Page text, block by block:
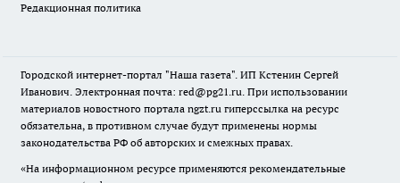
Редакционная политика
Городской интернет-портал "Наша газета". ИП Кстенин Сергей
Иванович. Электронная почта: red@pg21.ru. При использовании
материалов новостного портала ngzt.ru гиперссылка на ресурс
обязательна, в противном случае будут применены нормы
законодательства РФ об авторских и смежных правах.
«На информационном ресурсе применяются рекомендательные